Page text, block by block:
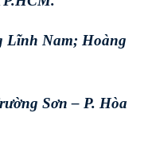
Lĩnh Nam; Hoàng
Sơn – P. Hòa